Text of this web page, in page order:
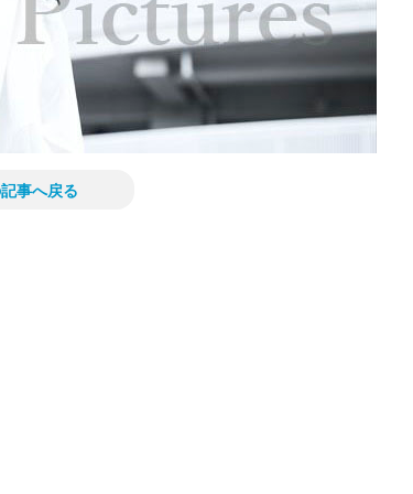
事へ戻る